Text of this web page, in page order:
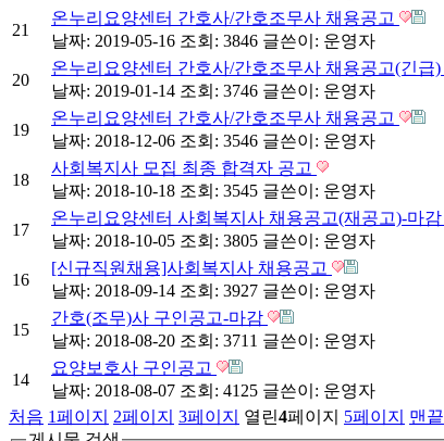
21
온누리요양센터 간호사/간호조무사 채용공고
날짜: 2019-05-16 조회: 3846 글쓴이: 운영자
20
온누리요양센터 간호사/간호조무사 채용공고(긴급)
날짜: 2019-01-14 조회: 3746 글쓴이: 운영자
19
온누리요양센터 간호사/간호조무사 채용공고
날짜: 2018-12-06 조회: 3546 글쓴이: 운영자
18
사회복지사 모집 최종 합격자 공고
날짜: 2018-10-18 조회: 3545 글쓴이: 운영자
17
온누리요양센터 사회복지사 채용공고(재공고)-마감
날짜: 2018-10-05 조회: 3805 글쓴이: 운영자
16
[신규직원채용]사회복지사 채용공고
날짜: 2018-09-14 조회: 3927 글쓴이: 운영자
15
간호(조무)사 구인공고-마감
날짜: 2018-08-20 조회: 3711 글쓴이: 운영자
14
요양보호사 구인공고
날짜: 2018-08-07 조회: 4125 글쓴이: 운영자
처음 1페이지 2페이지 3페이지 열린4페이지 5페이지
맨끝